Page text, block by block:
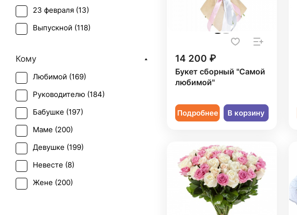
14 200 ₽
Букет сборный "Самой
любимой"
Подробнее В корзину
Леукоспермум (
Лилия (5)
23 февраля (13)
Выпускной (118)
День учителя (
Пасха (15)
Первое свидание (197
Последний звонок (
Рождение ребенка (
Рождество (24
Свадьба (18
Татьянин день (
Кому
Любимой (169)
Руководителю (184)
Бабушке (197)
Маме (200)
Девушке (199)
Невесте (8)
Жене (200)